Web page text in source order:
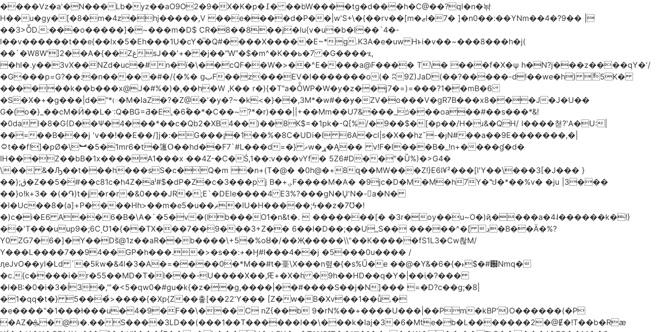
����Vz�a'�N���Lb�yz��aO9O2�9�X�K�p�߁� ��bW����tg�d���h�C@��?ql�n�놖
H��u�gy�[�8�m�4z�hj�����,V ��e����d�P��|w'S+\�{��rv��[m�ޒl�7� ]�n0��:��YNm��4�?9�� |
��3>ȬD.:���o�����]�~���m�D$ CR�8��8��j�lu{v�u�b�l��`4�-
l��v������t��e{��lx�5�Eh���1U�cY�ͫ�Q#����X�����E~*g.K3A�e�uw Hͱi�v��~���8���h�j(
��`�W8W']2��A�{��ZغsJ��'+� �j��"W"�$�m^�K��ь�7 �G����ፂ,
�hI�.y��3vX��NZd�uc�#n�ï�\��cQF��W�>��^E����a@F���� T\� ���f�X�ѱ h�N?j���z����qY�'/
�G���p=G?��:�n�����#�/{�%� ցبF��z���EV�l�������o(� ʭ9Z)JaD(��?�����-d!��we�h) ާ5K�
������k��b���x@J�#%�)�,��h�W ,K�� r�){�T"a�ȰWP�W�y�z��j7�=)=���?1��mB�6
�S�X�+�g���|d�"*ᰨ�M�laZ�?�Z@�'�y�?~�k<�}��,3M*�w#��ɏ�ZV�o���V�gR7B���x8���J�J�U��
G�{o�}_��cM�Ӥ��L�ˑ:Q�BG=Ƌ�E,�6ٗ��*�C��~ ?*�r)���||+��Mm��Uݿ_���&7���oa��#��s���*&!
�0da l�8�G(D��Ѱ�4���*��c�Qb2�XB4��)��8K$=�1pk�-Q[%/�9��$�[�p��/H�ɹ&�QH/ I����쳗?'A�U:|
��=��B���j 'v��!��E��/]j�:�G���¡�1��%�8C�UDi�l 6A�cl|s�X��hzˉ-�ȷN#��a��9E�������,�|
۝t��f!]�pØ�\︼�5�1mr6�t�䉦Օ��hd��F7`#L���d=�} މw�ړ�Ą�� v!F�l���B�_!n+����ɠ�d�
IH���Z��bB�1x����A1���x ��4Z-�C�Ś,1��:v���vYf� 5Z6#D��"�Ȕ%)�>G4�
\�� &�Ԡ��t���h���sS�c�Q�m �n+(T�@� �0h@�+8զ��MW���Z!}E6I¥²���[l'Y��\���3[�J��� }
��};ڨ�Z��5�#��c81c�h4Z�aˡ­#$�dP�Z�c�3���p j B�+؈F����M�A� �9jc�D�M�M�h7Y�ᖑ�*��%v� �ju |3���
��}o!k+3� �(�֏)t�j�r�r�&0���JR�;E`�DEle����4 E3%?���gN�Ų'N�-򆯺a�N�
�l�Uc��8�(a]+P����Hh>��m�e5�u��ޘ�lU�H�����;ϟ��z�7Ʊ�!
�)c�i�E6 A��6�B�\A�`�5�v�(lb���O1�n&t�.  ���ٖ����[� �3r�oy��u~O�)ҋ����a�4˨������k�!}
��'T���uup9�;6C˳Ʊ1�{��TX���7��9���3+Z�� 6��I�D��;��U_S�� �����^�[ ڊ�B��Ä�%?
Y0 ZԌ7�6�]�Y��Dۖs@1z��aR��b����\+5�%oȣ�/��Җ�����\\"��K�����fS1L3�Cw촪M/
Y���L����7��94��GP�h���.�>�s��:+�Ӈ#I���4��j �5���0u���� /
ӆeJvO��yl�Ld `�5k҆w�&4l�3�A�=����0�*M��#t�㙶\X���n렾�{�s%Ű�e ��@�Y&�6�{�֐#�$˫؜Nmq�
�c.{c����i�r�55��MD�T�܏l���-U����X��,Ԙ+�X�h �9h��HD��q�Y�|��i֣�?���
�l�B:�0�i�3�Í3�,"'�<5�qw0�#gu�k{�z��g,����|��#����S��j�N]��� =�D?c��g;�8|
�1�qq�t�} 5���̉>����{�Xp{Z��촣[��22'Y��� [Z�ԝ�B�Xv��1��ǚ.�
�e����"�1���Ɨ���u�4�9�F��\���C nZ{��b 9�rN%��+����U���|��Pm�kBP')O������(�P
�AZ�ܞ�@ı�.��S����3LD��(���1��T������l��\���k�Iaj�3�6�Mte�b�L�������2�@Ɇ�!T��b�Ræ